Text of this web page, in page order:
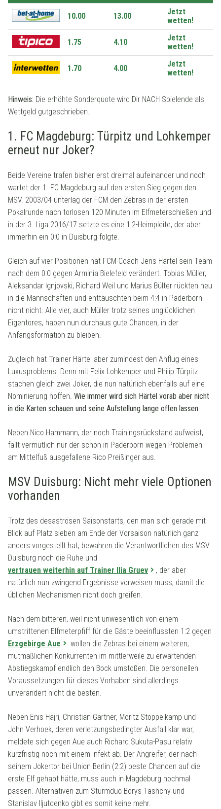
10.00 13.00
Jetzt
wetten!
1.75 4.10
Jetzt
wetten!
1.70 4.00
Jetzt
wetten!
Hinweis: Die erhöhte Sonderquote wird Dir NACH Spielende als
Wettgeld gutgeschrieben.
1. FC Magdeburg: Türpitz und Lohkemper
erneut nur Joker?
Beide Vereine trafen bisher erst dreimal aufeinander und noch
wartet der 1. FC Magdeburg auf den ersten Sieg gegen den
MSV. 2003/04 unterlag der FCM den Zebras in der ersten
Pokalrunde nach torlosen 120 Minuten im Elfmeterschießen und
in der 3. Liga 2016/17 setzte es eine 1:2-Heimpleite, der aber
immerhin ein 0:0 in Duisburg folgte.
Gleich auf vier Positionen hat FCM-Coach Jens Härtel sein Team
nach dem 0:0 gegen Arminia Bielefeld verändert. Tobias Müller,
Aleksandar Ignjovski, Richard Weil und Marius Bülter rückten neu
in die Mannschaften und enttäuschten beim 4:4 in Paderborn
nicht nicht. Alle vier, auch Müller trotz seines unglücklichen
Eigentores, haben nun durchaus gute Chancen, in der
Anfangsformation zu bleiben.
Zugleich hat Trainer Härtel aber zumindest den Anflug eines
Luxusproblems. Denn mit Felix Lohkemper und Philip Türpitz
stachen gleich zwei Joker, die nun natürlich ebenfalls auf eine
Nominierung hoffen. Wie immer wird sich Härtel vorab aber nicht
in die Karten schauen und seine Aufstellung lange offen lassen.
Neben Nico Hammann, der noch Trainingsrückstand aufweist,
fällt vermutlich nur der schon in Paderborn wegen Problemen
am Mittelfuß ausgefallene Rico Preißinger aus.
MSV Duisburg: Nicht mehr viele Optionen
vorhanden
Trotz des desaströsen Saisonstarts, den man sich gerade mit
Blick auf Platz sieben am Ende der Vorsaison natürlich ganz
anders vorgestellt hat, bewahren die Verantwortlichen des MSV
Duisburg noch die Ruhe und
vertrauen weiterhin auf Trainer Ilia Gruev
, der aber
natürlich nun zwingend Ergebnisse vorweisen muss, damit die
üblichen Mechanismen nicht doch greifen.
Nach dem bitteren, weil nicht unwesentlich von einem
umstrittenen Elfmeterpfiff für die Gäste beeinflussten 1:2 gegen
Erzgebirge Aue
wollen die Zebras bei einem weiteren,
mutmaßlichen Konkurrenten im mittlerweile zu erwartenden
Abstiegskampf endlich den Bock umstoßen. Die personellen
Voraussetzungen für dieses Vorhaben sind allerdings
unverändert nicht die besten.
Neben Enis Hajri, Christian Gartner, Moritz Stoppelkamp und
John Verhoek, deren verletzungsbedingter Ausfall klar war,
meldete sich gegen Aue auch Richard Sukuta-Pasu relativ
kurzfristig noch mit einem Infekt ab. Der Angreifer, der nach
seinem Jokertor bei Union Berlin (2:2) beste Chancen auf die
erste Elf gehabt hätte, muss auch in Magdeburg nochmal
passen. Alternativen zum Sturmduo Borys Tashchy und
Stanislav Iljutcenko gibt es somit keine mehr.